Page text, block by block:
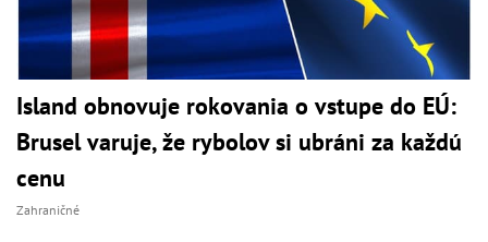
Island obnovuje rokovania o vstupe do EÚ:
Brusel varuje, že rybolov si ubráni za každú
cenu
Zahraničné